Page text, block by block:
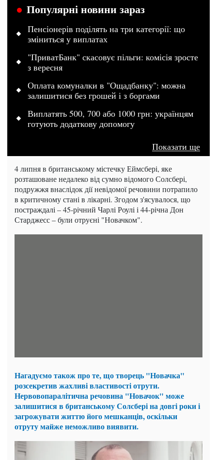
Популярні новини зараз
Пенсіонерів поділять на три категорії: що
зміниться у виплатах
"ПриватБанк" скасовує пільги: комісія зросте
з вересня
Оплата комуналки в "Ощадбанку": можна
залишитися без грошей і з боргами
Виплатять 500, 700 або 1000 грн: українцям
готують додаткову допомогу
Показати ще
4 липня в британському містечку Еймсбері, яке
розташоване недалеко від сумно відомого Солсбері,
подружжя внаслідок дії невідомої речовини потрапило
в критичному стані в лікарні. Згодом з'ясувалося, що
постраждалі – 45-річний Чарлі Роулі і 44-річна Дон
Старджесс – були отруєні "Новачком".
Нагадуємо також про те, що творець "Новачка"
розсекретив жахливі властивості отрути.
Нервовопаралітична речовина "Новачок" може
залишитися в британському Солсбері на довгі роки і
загрожувати життю його мешканців, оскільки
отруту майже неможливо виявити.